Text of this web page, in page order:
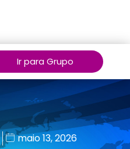
Ir para Grupo
maio 13, 2026